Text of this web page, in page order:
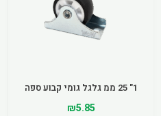
1" 25 ממ גלגל גומי קבוע ספה
₪5.85